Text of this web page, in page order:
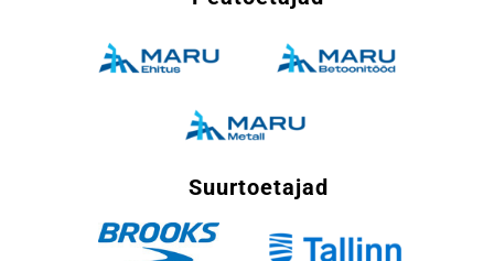
Suurtoetajad